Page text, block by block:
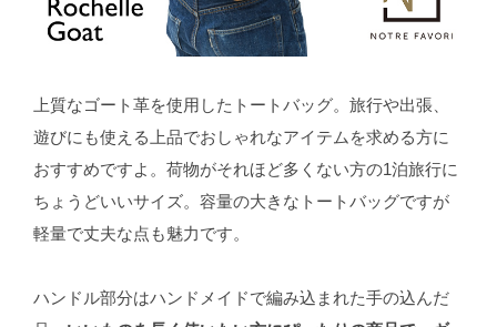
上質なゴート革を使用したトートバッグ。旅行や出張、
遊びにも使える上品でおしゃれなアイテムを求める方に
おすすめですよ。荷物がそれほど多くない方の1泊旅行に
ちょうどいいサイズ。容量の大きなトートバッグですが
軽量で丈夫な点も魅力です。
ハンドル部分はハンドメイドで編み込まれた手の込んだ